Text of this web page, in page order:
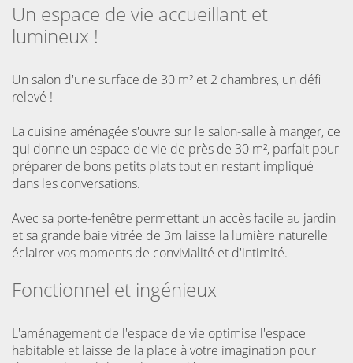
Un espace de vie accueillant et
lumineux !
Un salon d'une surface de 30 m² et 2 chambres, un défi
relevé !
La cuisine aménagée s'ouvre sur le salon-salle à manger, ce
qui donne un espace de vie de près de 30 m², parfait pour
préparer de bons petits plats tout en restant impliqué
dans les conversations.
Avec sa porte-fenêtre permettant un accès facile au jardin
et sa grande baie vitrée de 3m laisse la lumière naturelle
éclairer vos moments de convivialité et d'intimité.
Fonctionnel et ingénieux
L'aménagement de l'espace de vie optimise l'espace
habitable et laisse de la place à votre imagination pour